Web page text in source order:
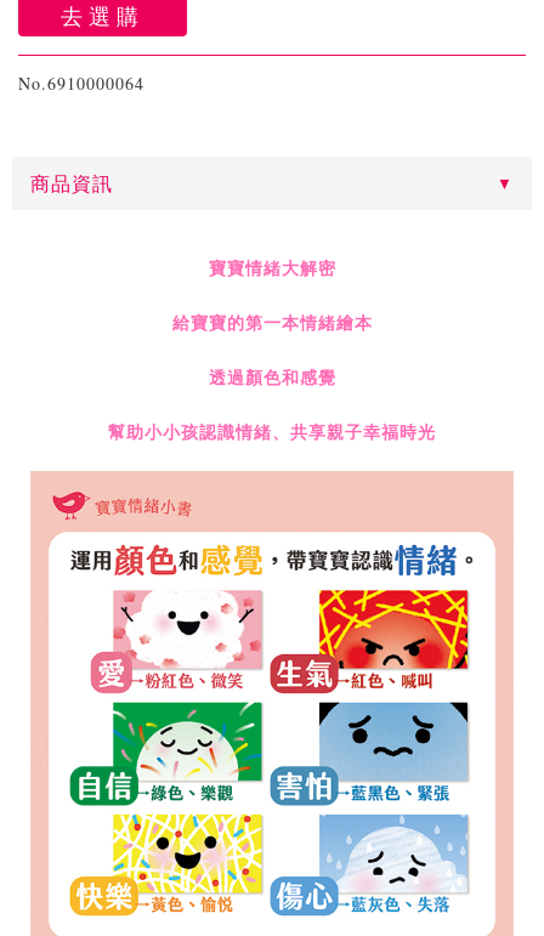
去選購
No.6910000064
商品資訊
寶寶情緒大解密
給寶寶的第一本情緒繪本
透過顏色和感覺
幫助小小孩認識情緒、共享親子幸福時光